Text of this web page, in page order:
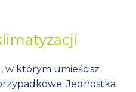
w którym umieścisz
Jednostka